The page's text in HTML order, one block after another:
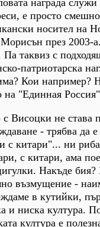
е просто
носител на
през 2003-
таквиз с
патриотарска
Кои например?
на "Единная
Висоцки не става
- трябва да
с китари"... ни
с китари, ама
Накъде бия?
възмущение -
в кутийки,
и ниска култура.
култура е